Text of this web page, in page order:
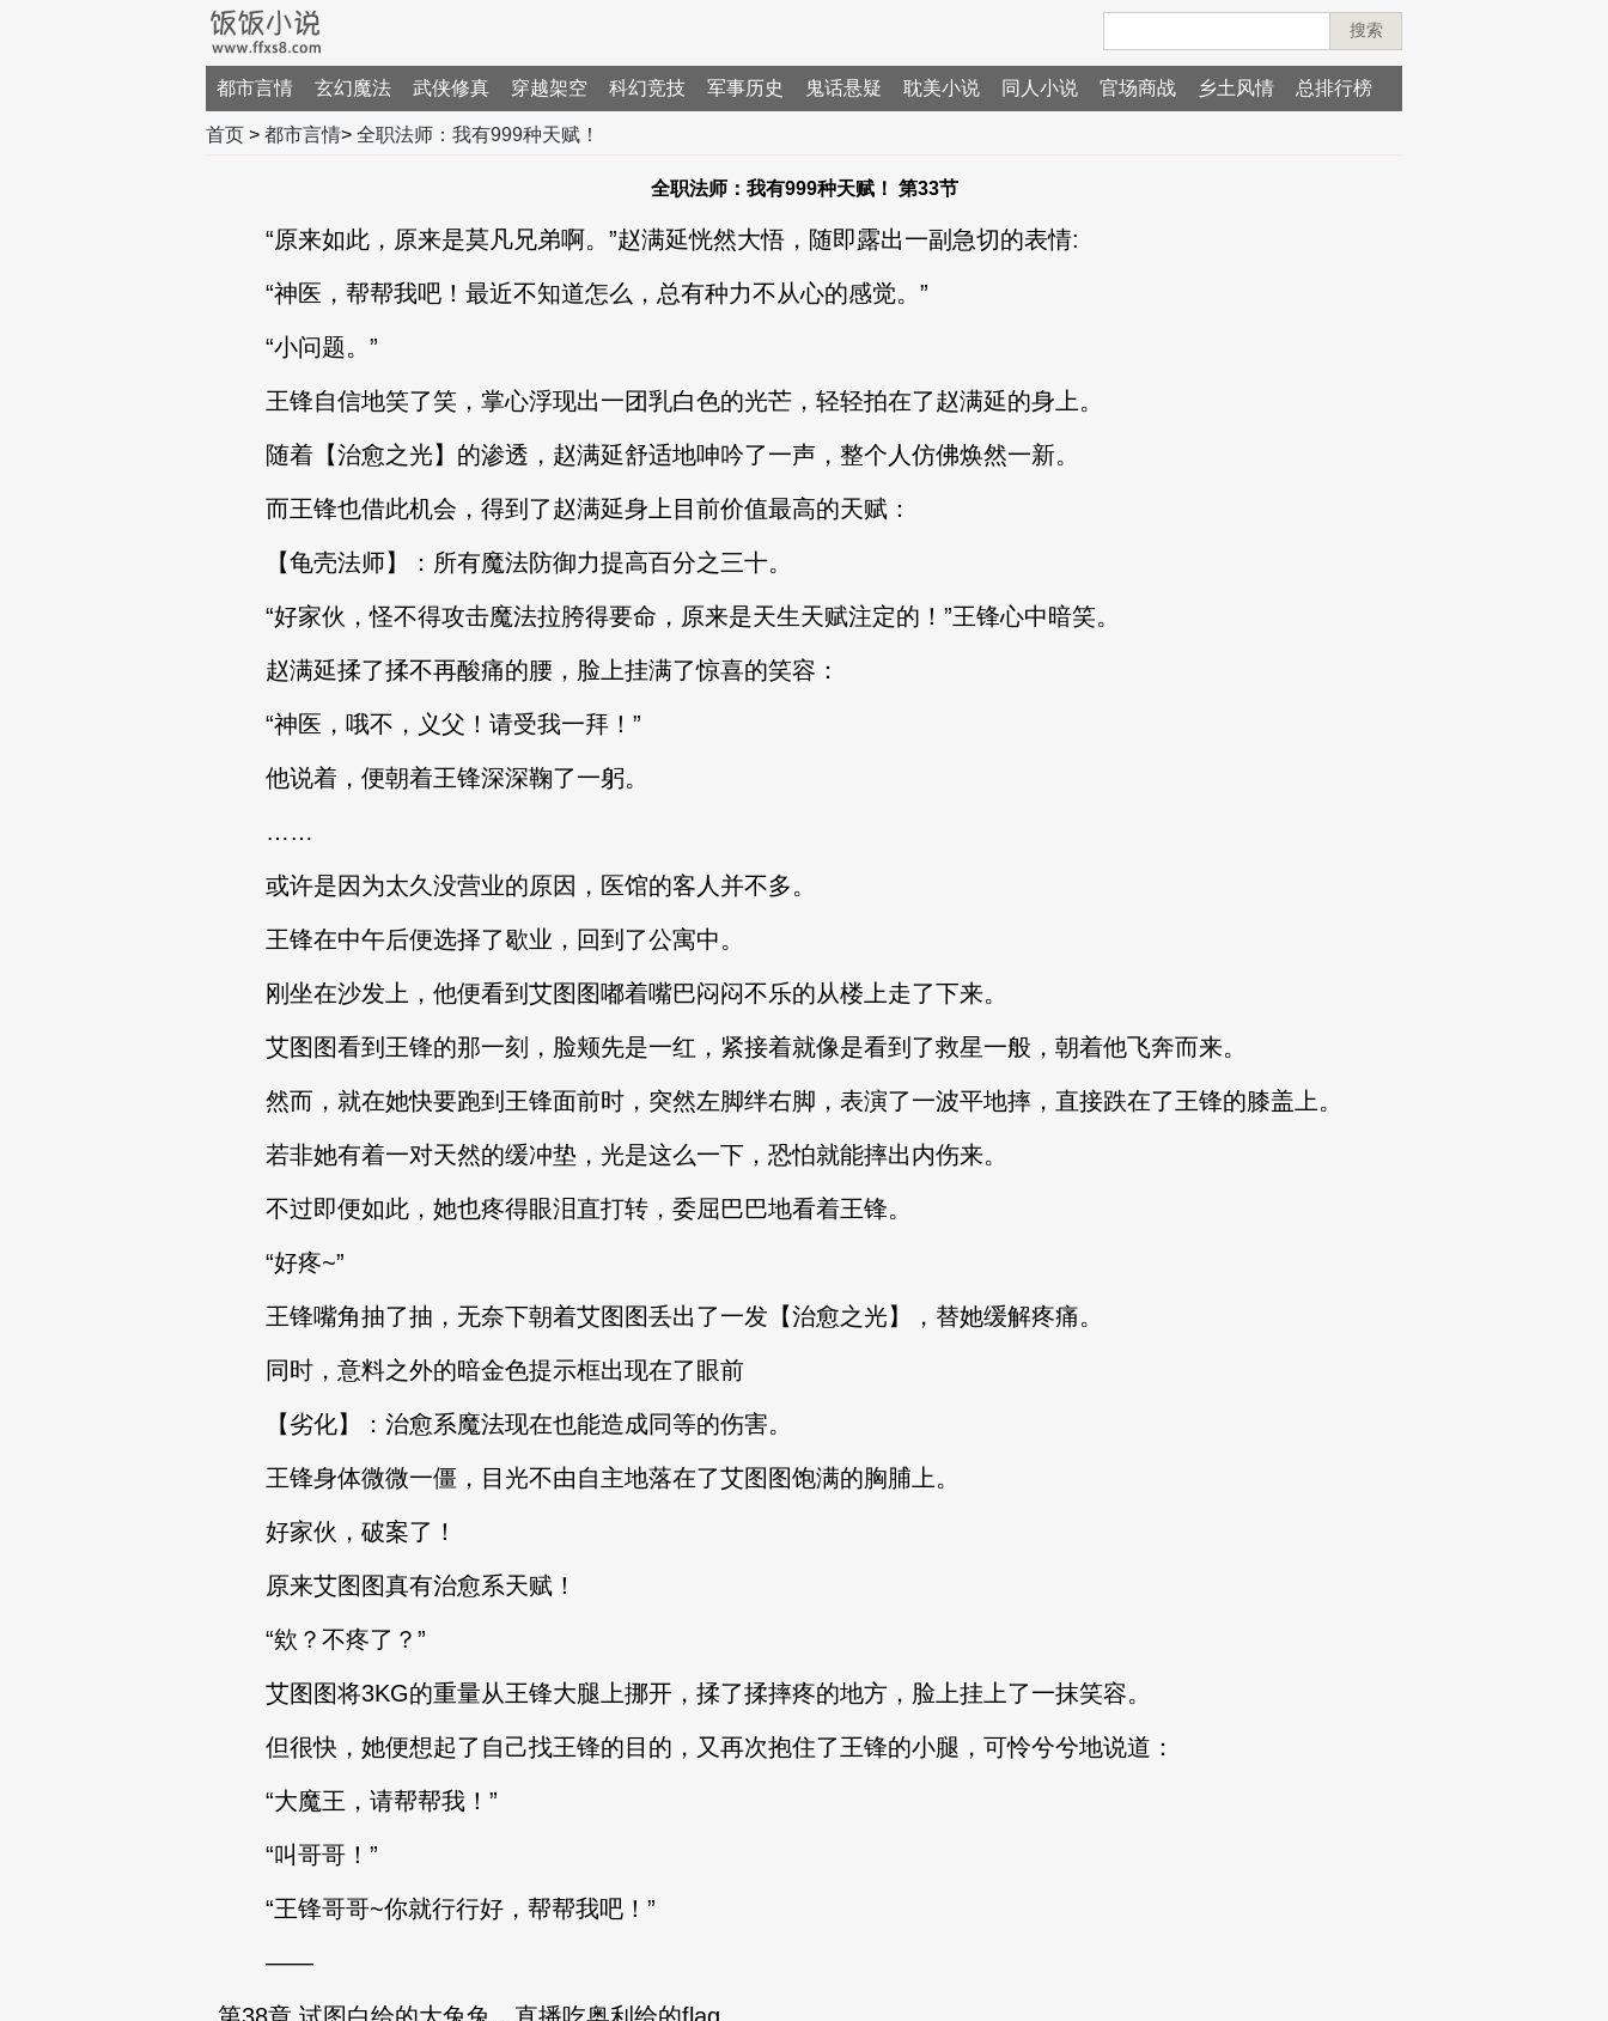
搜索
都市言情 玄幻魔法 武侠修真 穿越架空 科幻竞技 军事历史 鬼话悬疑 耽美小说 同人小说 官场商战 乡土风情 总排行榜
首页 > 都市言情> 全职法师：我有999种天赋！
全职法师：我有999种天赋！ 第33节
“原来如此，原来是莫凡兄弟啊。”赵满延恍然大悟，随即露出一副急切的表情:
“神医，帮帮我吧！最近不知道怎么，总有种力不从心的感觉。”
“小问题。”
王锋自信地笑了笑，掌心浮现出一团乳白色的光芒，轻轻拍在了赵满延的身上。
随着【治愈之光】的渗透，赵满延舒适地呻吟了一声，整个人仿佛焕然一新。
而王锋也借此机会，得到了赵满延身上目前价值最高的天赋：
【龟壳法师】：所有魔法防御力提高百分之三十。
“好家伙，怪不得攻击魔法拉胯得要命，原来是天生天赋注定的！”王锋心中暗笑。
赵满延揉了揉不再酸痛的腰，脸上挂满了惊喜的笑容：
“神医，哦不，义父！请受我一拜！”
他说着，便朝着王锋深深鞠了一躬。
……
或许是因为太久没营业的原因，医馆的客人并不多。
王锋在中午后便选择了歇业，回到了公寓中。
刚坐在沙发上，他便看到艾图图嘟着嘴巴闷闷不乐的从楼上走了下来。
艾图图看到王锋的那一刻，脸颊先是一红，紧接着就像是看到了救星一般，朝着他飞奔而来。
然而，就在她快要跑到王锋面前时，突然左脚绊右脚，表演了一波平地摔，直接跌在了王锋的膝盖上。
若非她有着一对天然的缓冲垫，光是这么一下，恐怕就能摔出内伤来。
不过即便如此，她也疼得眼泪直打转，委屈巴巴地看着王锋。
“好疼~”
王锋嘴角抽了抽，无奈下朝着艾图图丢出了一发【治愈之光】，替她缓解疼痛。
同时，意料之外的暗金色提示框出现在了眼前
【劣化】：治愈系魔法现在也能造成同等的伤害。
王锋身体微微一僵，目光不由自主地落在了艾图图饱满的胸脯上。
好家伙，破案了！
原来艾图图真有治愈系天赋！
“欸？不疼了？”
艾图图将3KG的重量从王锋大腿上挪开，揉了揉摔疼的地方，脸上挂上了一抹笑容。
但很快，她便想起了自己找王锋的目的，又再次抱住了王锋的小腿，可怜兮兮地说道：
“大魔王，请帮帮我！”
“叫哥哥！”
“王锋哥哥~你就行行好，帮帮我吧！”
——